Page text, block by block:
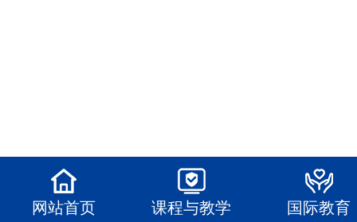
网站首页 课程与教学 国际教育